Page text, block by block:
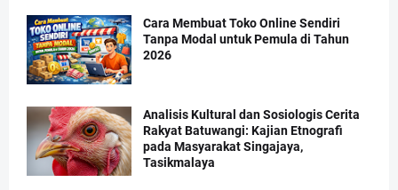
Cara Membuat Toko Online Sendiri
Tanpa Modal untuk Pemula di Tahun
2026
Analisis Kultural dan Sosiologis Cerita
Rakyat Batuwangi: Kajian Etnografi
pada Masyarakat Singajaya,
Tasikmalaya